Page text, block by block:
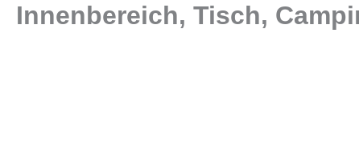
Innenbereich, Tisch,